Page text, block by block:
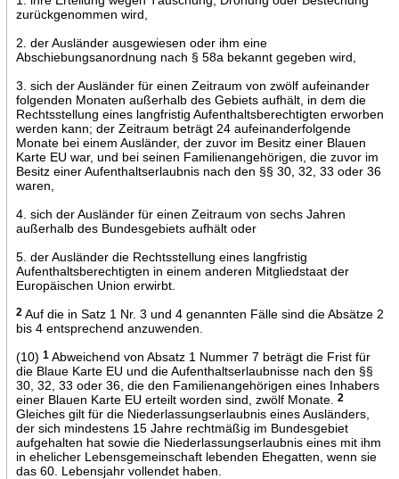
zurückgenommen wird,
2. der Ausländer ausgewiesen oder ihm eine
Abschiebungsanordnung nach § 58a bekannt gegeben wird,
3. sich der Ausländer für einen Zeitraum von zwölf aufeinander
folgenden Monaten außerhalb des Gebiets aufhält, in dem die
Rechtsstellung eines langfristig Aufenthaltsberechtigten erworben
werden kann; der Zeitraum beträgt 24 aufeinanderfolgende
Monate bei einem Ausländer, der zuvor im Besitz einer Blauen
Karte EU war, und bei seinen Familienangehörigen, die zuvor im
Besitz einer Aufenthaltserlaubnis nach den §§ 30, 32, 33 oder 36
waren,
4. sich der Ausländer für einen Zeitraum von sechs Jahren
außerhalb des Bundesgebiets aufhält oder
5. der Ausländer die Rechtsstellung eines langfristig
Aufenthaltsberechtigten in einem anderen Mitgliedstaat der
Europäischen Union erwirbt.
2Auf die in Satz 1 Nr. 3 und 4 genannten Fälle sind die Absätze 2
bis 4 entsprechend anzuwenden.
(10) 1Abweichend von Absatz 1 Nummer 7 beträgt die Frist für
die Blaue Karte EU und die Aufenthaltserlaubnisse nach den §§
30, 32, 33 oder 36, die den Familienangehörigen eines Inhabers
einer Blauen Karte EU erteilt worden sind, zwölf Monate.
2
Gleiches gilt für die Niederlassungserlaubnis eines Ausländers,
der sich mindestens 15 Jahre rechtmäßig im Bundesgebiet
aufgehalten hat sowie die Niederlassungserlaubnis eines mit ihm
in ehelicher Lebensgemeinschaft lebenden Ehegatten, wenn sie
das 60. Lebensjahr vollendet haben.